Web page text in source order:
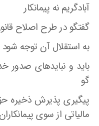
آبادگریم نه پیمانکار
گفتگو در طرح اصلاح
به استقلال آن توجه
باید و نبایدهای
گو
پیگیری پذیرش ذخیره
مالیاتی از سوی